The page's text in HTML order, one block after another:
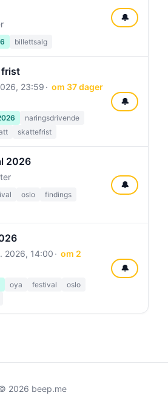
billettsalg
🔔
frist
23:59
om 37 dager
naringsdrivende
skattefrist
🔔
2026
oslo
findings
🔔
2026, 14:00
om 2
oya festival
oslo
🔔
2026 beep.me